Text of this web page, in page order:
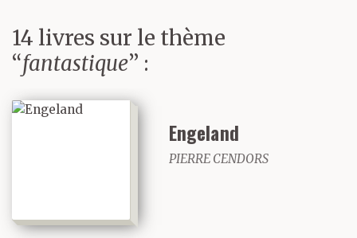
14 livres sur le thème
“fantastique” :
Engeland
PIERRE CENDORS